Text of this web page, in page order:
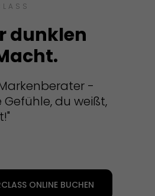
dunklen
-
du weißt,
ONLINE BUCHEN